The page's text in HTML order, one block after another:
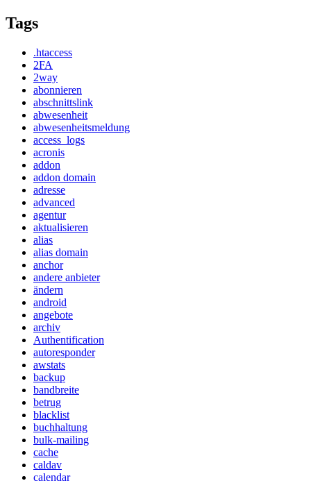
Tags
.htaccess
2FA
2way
abonnieren
abschnittslink
abwesenheit
abwesenheitsmeldung
access_logs
acronis
addon
addon domain
adresse
advanced
agentur
aktualisieren
alias
alias domain
anchor
andere anbieter
ändern
android
angebote
archiv
Authentification
autoresponder
awstats
backup
bandbreite
betrug
blacklist
buchhaltung
bulk-mailing
cache
caldav
calendar